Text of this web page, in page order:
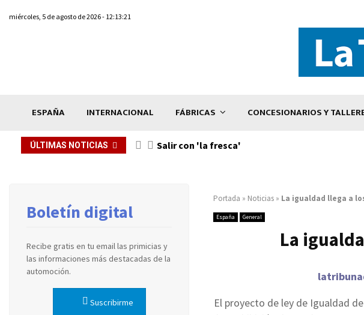
miércoles, 5 de agosto de 2026 - 12:13:21
ESPAÑA INTERNACIONAL FÁBRICAS CONCESIONARIOS Y
ÚLTIMAS NOTICIAS Salir con 'la fresca'
Portada » Noticias » La igualdad llega a
España General
La
El proyecto de ley de Igualdad
Boletín digital
Recibe gratis en tu email las primicias y
las informaciones más destacadas de la
automoción.
Suscribirme